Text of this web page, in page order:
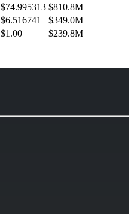
$74.995313 $810.8M
$6.516741
$349.0M
$1.00
$239.8M